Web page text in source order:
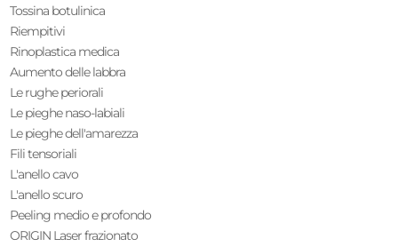
Tossina botulinica
Riempitivi
Rinoplastica medica
Aumento delle labbra
Le rughe periorali
Le pieghe naso-labiali
Le pieghe dell'amarezza
Fili tensoriali
L'anello cavo
L'anello scuro
Peeling medio e profondo
ORIGIN Laser frazionato